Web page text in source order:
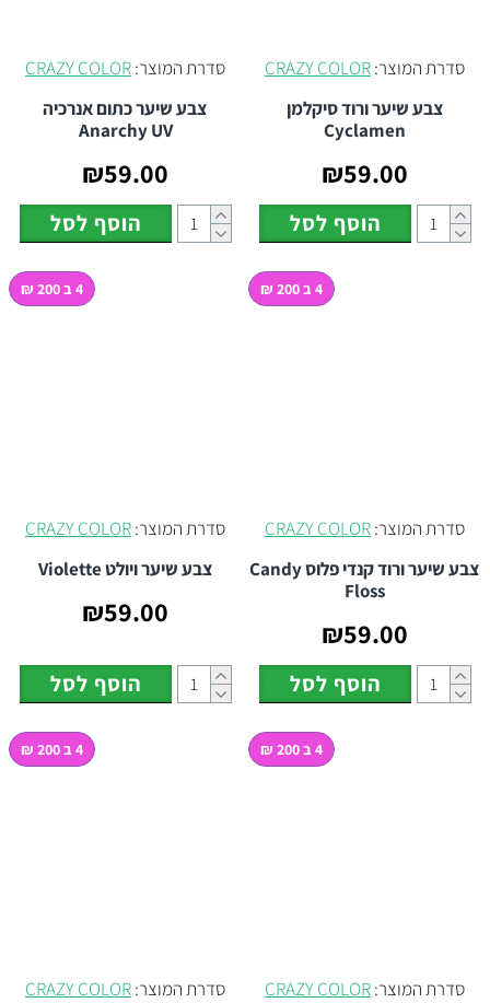
סדרת המוצר:CRAZY COLOR
צבע שיער ורוד סיקלמן
Cyclamen
₪59.00
הוסף לסל
סדרת המוצר:CRAZY COLOR
צבע שיער כתום אנרכיה
Anarchy UV
₪59.00
הוסף לסל
4 ב 200 ₪
סדרת המוצר:CRAZY COLOR
צבע שיער ורוד קנדי פלוס Candy
Floss
₪59.00
הוסף לסל
4 ב 200 ₪
סדרת המוצר:CRAZY COLOR
צבע שיער ויולט Violette
₪59.00
הוסף לסל
4 ב 200 ₪
סדרת המוצר:CRAZY COLOR
4 ב 200 ₪
סדרת המוצר:CRAZY COLOR